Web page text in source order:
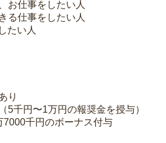
お仕事をしたい人
る仕事をしたい人
たい人
り
5千円〜1万円の報奨金を授与）
7000千円のボーナス付与